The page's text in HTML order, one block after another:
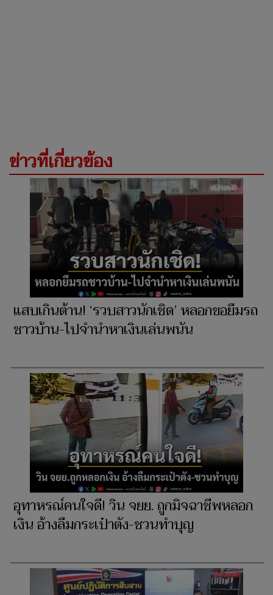
ข่าวที่เกี่ยวข้อง
แสบเกินต้าน! ‘รวบสาวนักเชิด’ หลอกขอยืมรถ
ชาวบ้าน-ไปจำนำหาเงินเล่นพนัน
อุทาหรณ์คนใจดี! วิน จยย. ถูกมิจฉาชีพหลอก
เงิน อ้างลืมกระเป๋าตัง-ชวนทำบุญ